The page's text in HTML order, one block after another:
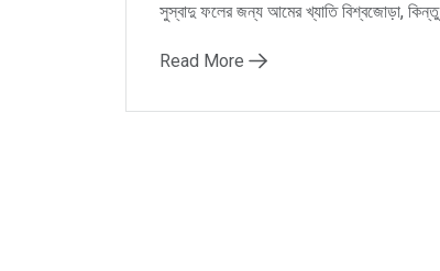
সুস্বাদু ফলের জন্য আমের খ্যাতি বিশ্বজোড়া,
Read More